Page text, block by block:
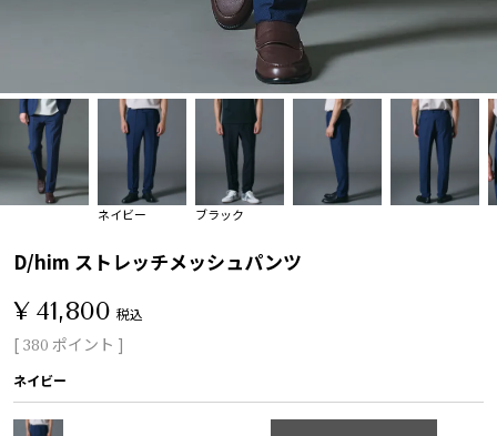
ネイビー ブラック
D/him ストレッチメッシュパンツ
¥ 41,800 税込
[ 380 ポイント ]
ネイビー